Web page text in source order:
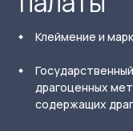
Клеймение и
драгоценных
содержащих